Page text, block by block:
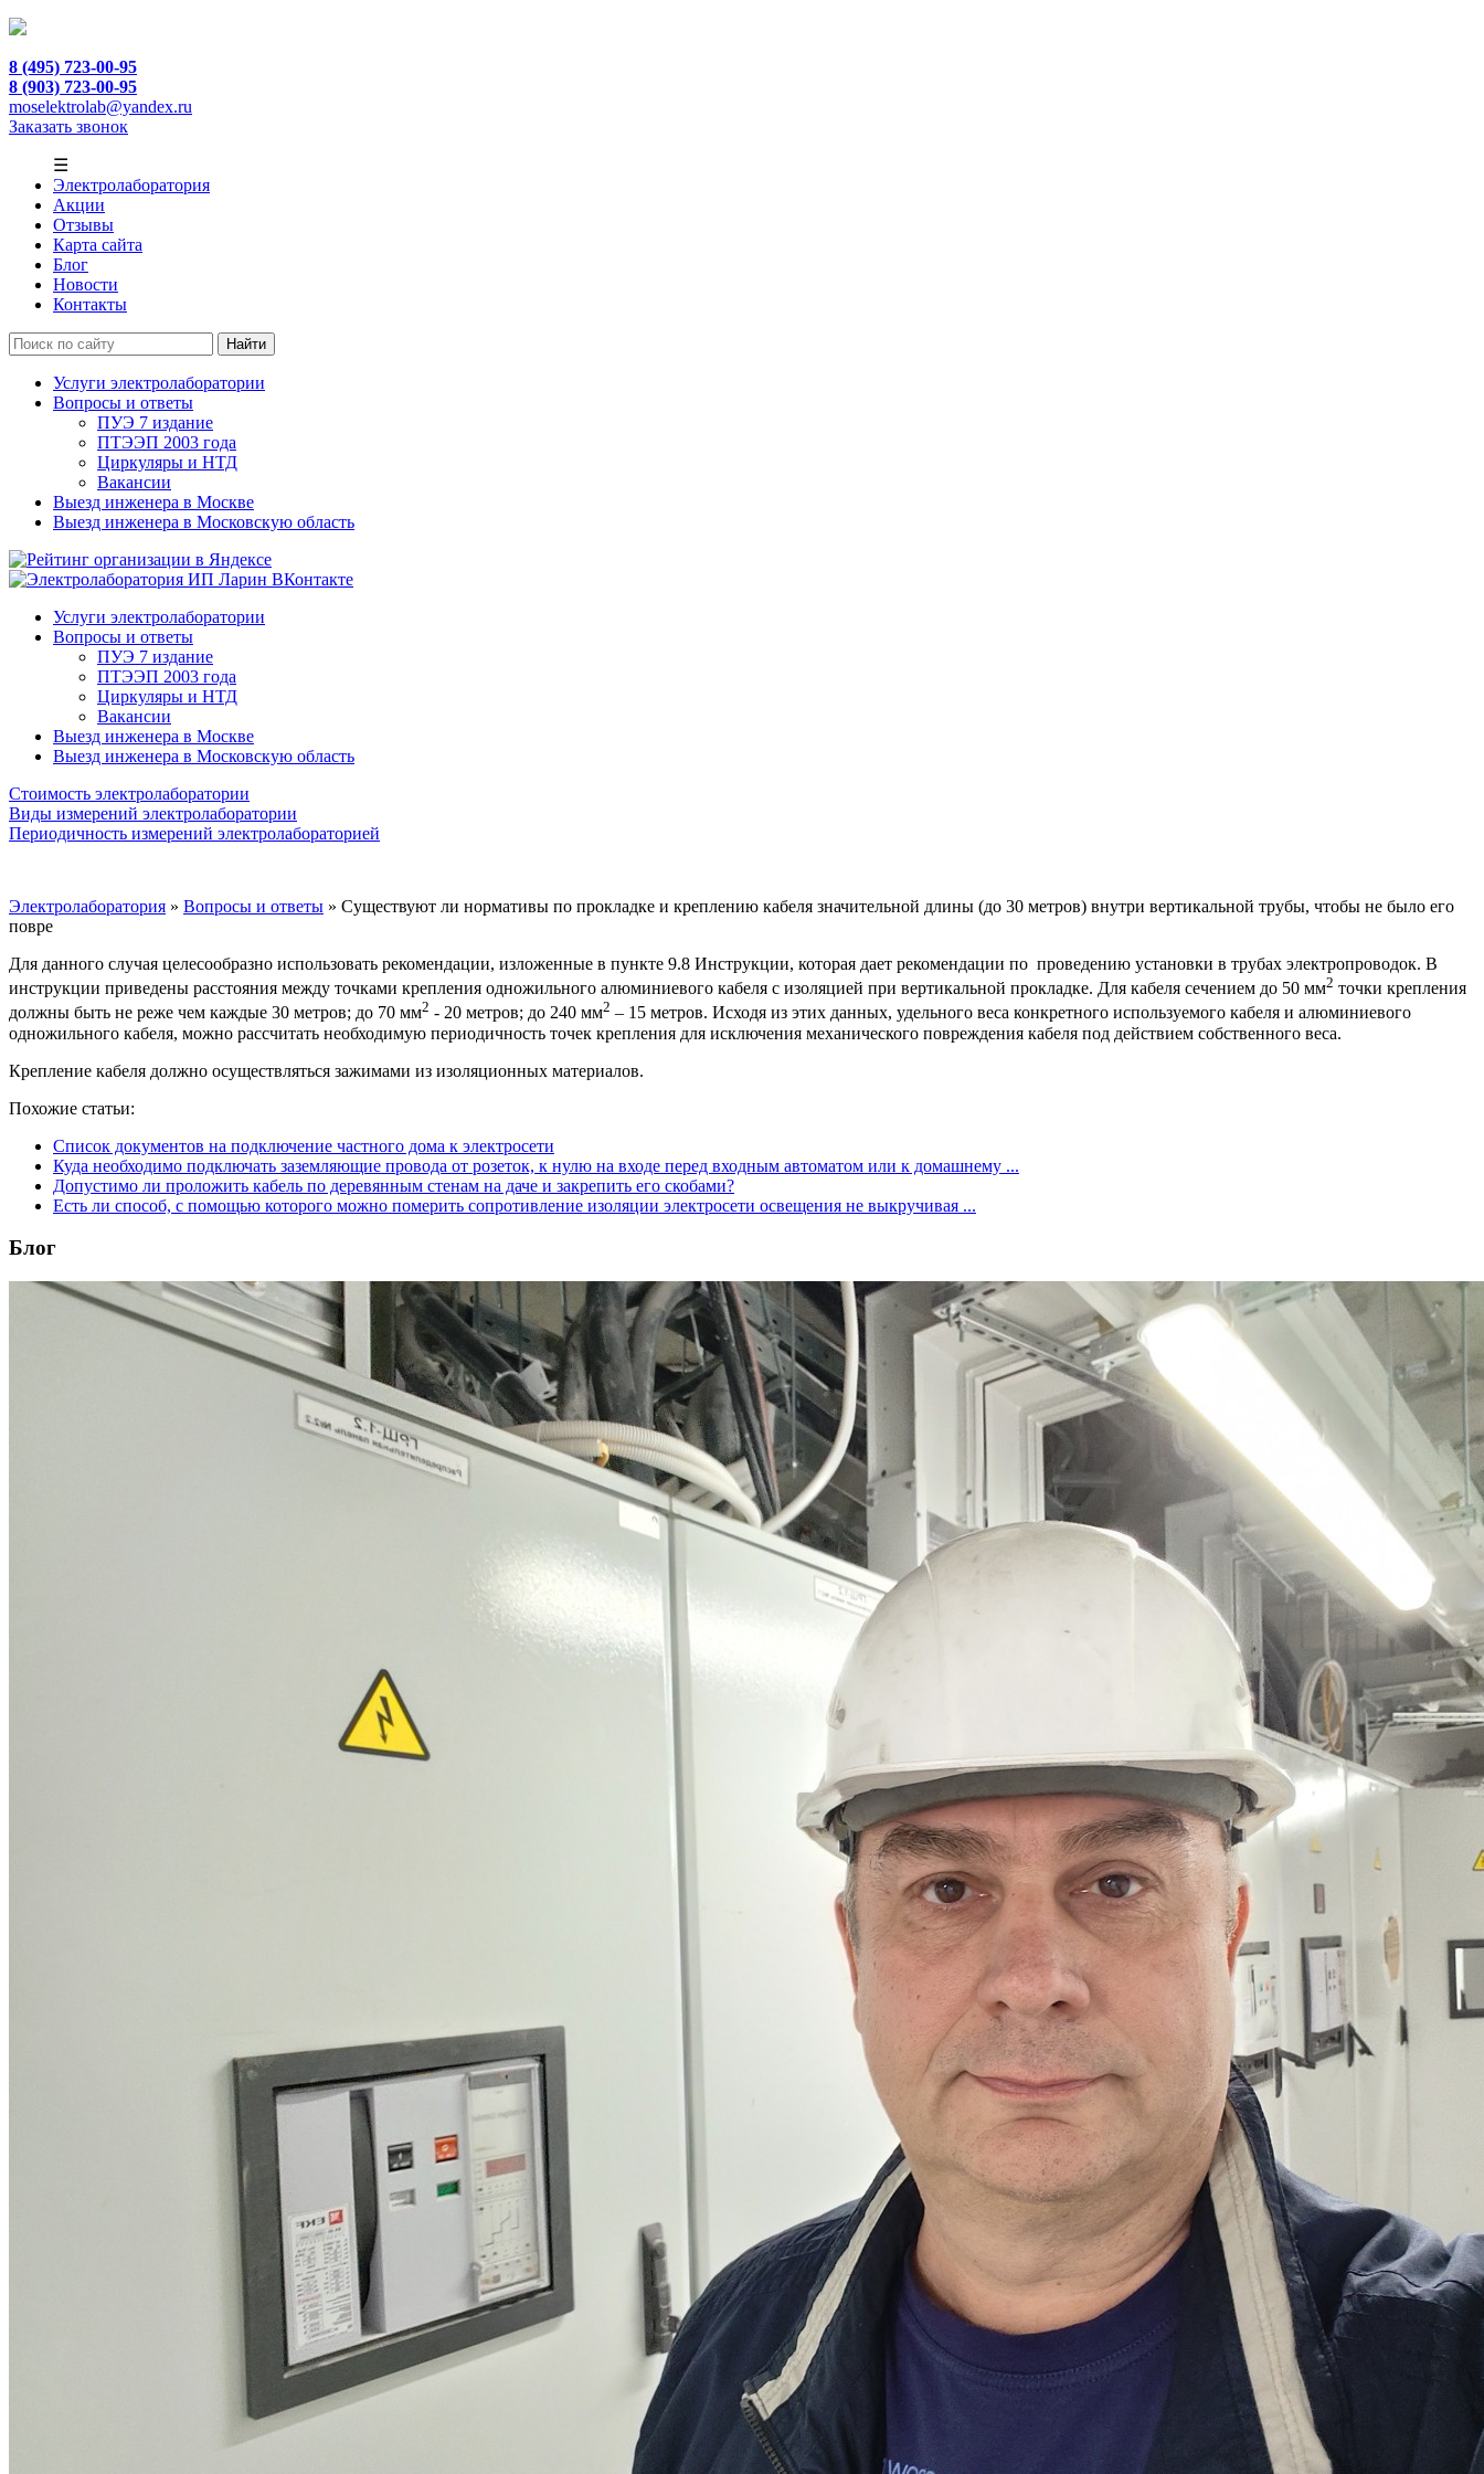
8 (495) 723-00-95
8 (903) 723-00-95
moselektrolab@yandex.ru
Заказать звонок
☰
Электролаборатория
Акции
Отзывы
Карта сайта
Блог
Новости
Контакты
Услуги электролаборатории
Вопросы и ответы
ПУЭ 7 издание
ПТЭЭП 2003 года
Циркуляры и НТД
Вакансии
Выезд инженера в Москве
Выезд инженера в Московскую область
Услуги электролаборатории
Вопросы и ответы
ПУЭ 7 издание
ПТЭЭП 2003 года
Циркуляры и НТД
Вакансии
Выезд инженера в Москве
Выезд инженера в Московскую область
Стоимость электролаборатории
Виды измерений электролаборатории
Периодичность измерений электролабораторией
Электролаборатория » Вопросы и ответы » Существуют ли нормативы по прокладке и креплению кабеля значительной длины (до 30 метров) внутри вертикальной трубы, чтобы не было его
повре
Для данного случая целесообразно использовать рекомендации, изложенные в пункте 9.8 Инструкции, которая дает рекомендации по проведению установки в трубах электропроводок. В
инструкции приведены расстояния между точками крепления одножильного алюминиевого кабеля с изоляцией при вертикальной прокладке. Для кабеля сечением до 50 мм2 точки крепления
должны быть не реже чем каждые 30 метров; до 70 мм2 - 20 метров; до 240 мм2 – 15 метров. Исходя из этих данных, удельного веса конкретного используемого кабеля и алюминиевого
одножильного кабеля, можно рассчитать необходимую периодичность точек крепления для исключения механического повреждения кабеля под действием собственного веса.
Крепление кабеля должно осуществляться зажимами из изоляционных материалов.
Похожие статьи:
Список документов на подключение частного дома к электросети
Куда необходимо подключать заземляющие провода от розеток, к нулю на входе перед входным автоматом или к домашнему ...
Допустимо ли проложить кабель по деревянным стенам на даче и закрепить его скобами?
Есть ли способ, с помощью которого можно померить сопротивление изоляции электросети освещения не выкручивая ...
Блог